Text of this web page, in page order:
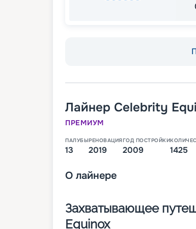
Лайнер Celebrity
ПРЕМИУМ
ПАЛУБЫ
13
РЕНОВАЦИЯ
2019
ГОД ПОСТРОЙКИ
2009 1425
О лайнере
Захватывающее
Equinox